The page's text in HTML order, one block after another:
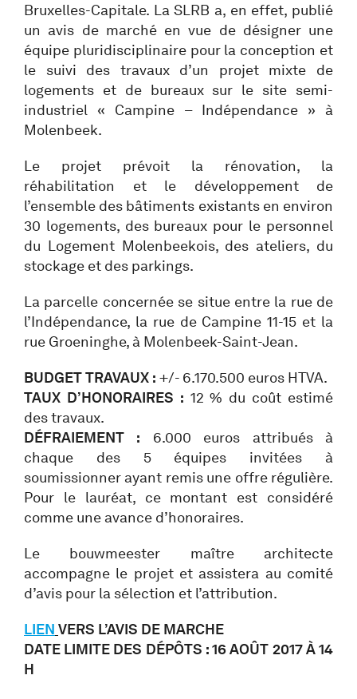
Bruxelles-Capitale. La SLRB a, en effet, publié
un avis de marché en vue de désigner une
équipe pluridisciplinaire pour la conception et
le suivi des travaux d’un projet mixte de
logements et de bureaux sur le site semi-
industriel « Campine – Indépendance » à
Molenbeek.
Le projet prévoit la rénovation, la
réhabilitation et le développement de
l’ensemble des bâtiments existants en environ
30 logements, des bureaux pour le personnel
du Logement Molenbeekois, des ateliers, du
stockage et des parkings.
La parcelle concernée se situe entre la rue de
l’Indépendance, la rue de Campine 11-15 et la
rue Groeninghe, à Molenbeek-Saint-Jean.
BUDGET TRAVAUX : +/- 6.170.500 euros HTVA.
TAUX D’HONORAIRES : 12 % du coût estimé
des travaux.
DÉFRAIEMENT : 6.000 euros attribués à
chaque des 5 équipes invitées à
soumissionner ayant remis une offre régulière.
Pour le lauréat, ce montant est considéré
comme une avance d’honoraires.
Le bouwmeester maître architecte
accompagne le projet et assistera au comité
d’avis pour la sélection et l’attribution.
LIEN VERS L’AVIS DE MARCHE
DATE LIMITE DES DÉPÔTS : 16 AOÛT 2017 À 14
H